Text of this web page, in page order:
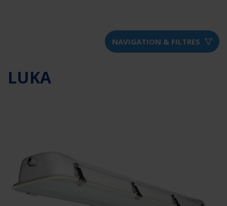
NAVIGATION & FILTRES
LUKA